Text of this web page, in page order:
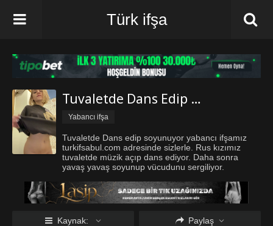
Türk ifşa
Tuvaletde Dans Edip Soyunuyor
Yabancı ifşa
Tuvaletde Dans edip soyunuyor yabancı ifşamız
turkifsabul.com adresinde sizlerle. Rus kızımız
tuvaletde müzik açıp dans ediyor. Daha sonra
yavaş yavaş soyunup vücudunu sergiliyor.
Kaynak: Paylaş